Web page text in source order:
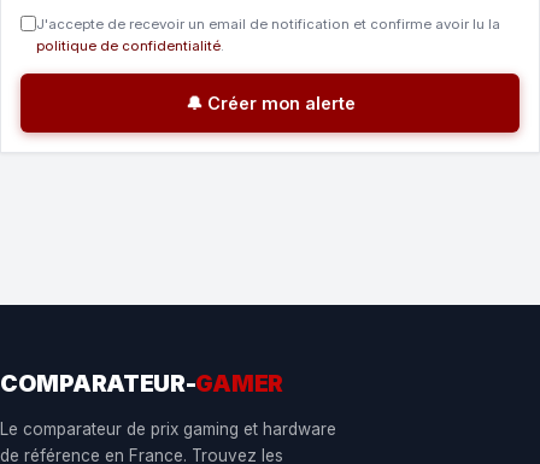
J'accepte de recevoir un email de notification et confirme avoir lu la
politique de confidentialité.
🔔 Créer mon alerte
COMPARATEUR-GAMER
Le comparateur de prix gaming et hardware
de référence en France. Trouvez les